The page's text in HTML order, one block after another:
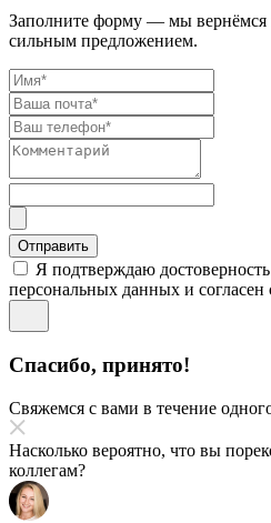
Заполните форму — мы
сильным предложением.
Отправить
Я подтверждаю
персональных данных и согласен
Спасибо, принято!
Свяжемся с вами в течение
Насколько вероятно, что вы
коллегам?